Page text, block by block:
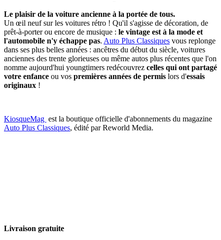
Le plaisir de la voiture ancienne à la portée de tous.
Un œil neuf sur les voitures rétro ! Qu'il s'agisse de décoration, de
prêt-à-porter ou encore de musique : le vintage est à la mode et
l'automobile n'y échappe pas. Auto Plus Classiques vous replonge
dans ses plus belles années : ancêtres du début du siècle, voitures
anciennes des trente glorieuses ou même autos plus récentes que l'on
nomme aujourd'hui youngtimers redécouvrez celles qui ont partagé
votre enfance ou vos premières années de permis lors d'essais
originaux !
KiosqueMag est la boutique officielle d'abonnements du magazine
Auto Plus Classiques, édité par Reworld Media.
Livraison gratuite